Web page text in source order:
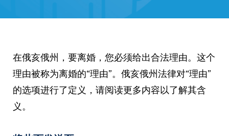
在俄亥俄州，要离婚，您必须给出合法理由。这个
理由被称为离婚的“理由”。俄亥俄州法律对“理由”
的选项进行了定义，请阅读更多内容以了解其含
义。